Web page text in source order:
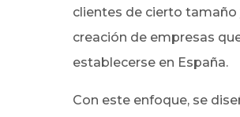
clientes de cierto tamaño
creación de empresas
establecerse en España.
Con este enfoque, se